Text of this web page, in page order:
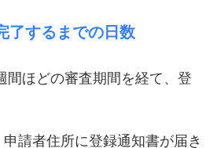
了するまでの日数
間ほどの審査期間を経て、登
請者住所に登録通知書が届き